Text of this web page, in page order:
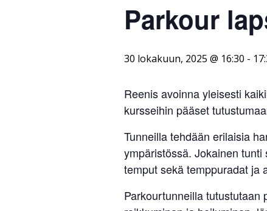
Parkour
30 lokakuun, 2025 @ 16:30 -
Reenis avoinna yleisesti
kursseihin pääset
Tunneilla tehdään erilaisia
ympäristössä. Jokainen
temput sekä temppuradat ja
Parkourtunneilla tutustutaan